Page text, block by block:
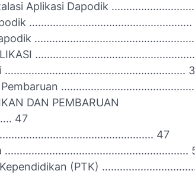
Aplikasi Dapodik
.......................................................
DAN PEMBARUAN
47
47
(PTK)